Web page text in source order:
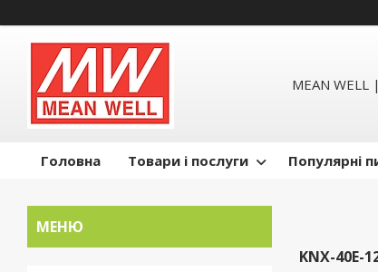
MEAN
Головна Товари і послуги Популярні
KNX-